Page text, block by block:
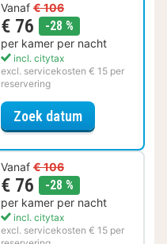
Vanaf € 106
€ 76 -28 %
per kamer per nacht
incl. citytax
excl. servicekosten € 15 per
reservering
Zoek datumvoor Zomer
Vanaf € 106
€ 76 -28 %
per kamer per nacht
incl. citytax
excl. servicekosten € 15 per